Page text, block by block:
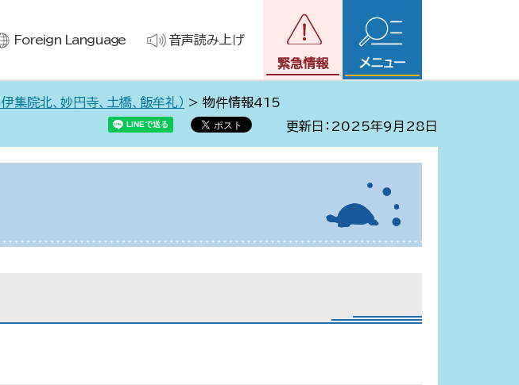
Foreign Language
音声読み上げ
緊急情報
メニュー
集院北、妙円寺、土橋、飯牟礼） > 物件情報415
更新日：2025年9月28日